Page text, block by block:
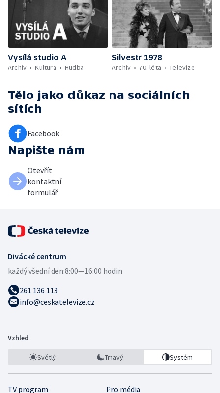
Vysílá studio A
Archiv
Kultura Hudba
Silvestr 1978
Archiv
70. léta Televize
Tělo jako důkaz na sociálních
sítích
Facebook
Napište nám
Otevřít
kontaktní
formulář
Divácké centrum
každý všední den:8:00—16:00 hodin
261 136 113
info@ceskatelevize.cz
Vzhled
Světlý Tmavý Systém
TV program Pro média